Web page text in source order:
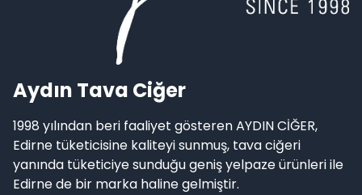
Aydın Tava Ciğer
1998 yılından beri faaliyet gösteren AYDIN CİĞER,
Edirne tüketicisine kaliteyi sunmuş, tava ciğeri
yanında tüketiciye sunduğu geniş yelpaze ürünleri ile
Edirne de bir marka haline gelmiştir.